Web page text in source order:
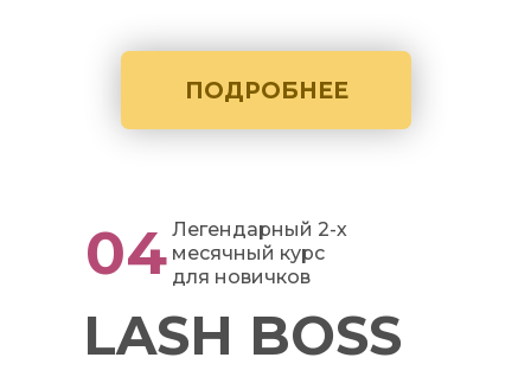
ПОДРОБНЕЕ
LASH BOSS
Легендарный 2-х
месячный курс
для новичков
04